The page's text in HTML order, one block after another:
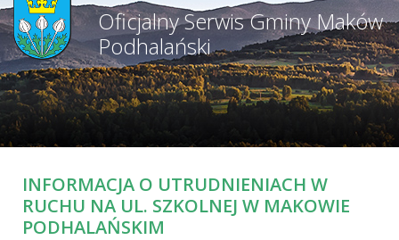
Oficjalny Serwis Gminy Maków
Podhalański
INFORMACJA O UTRUDNIENIACH W
RUCHU NA UL. SZKOLNEJ W MAKOWIE
PODHALAŃSKIM